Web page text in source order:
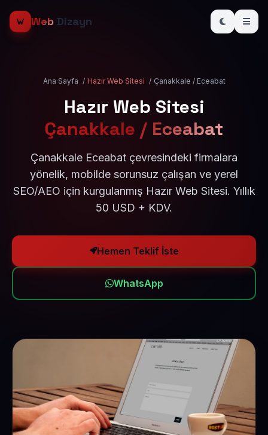
Web Dizayn
Ana Sayfa / Hazır Web Sitesi / Çanakkale / Eceabat
Hazır Web Sitesi
Çanakkale / Eceabat
Çanakkale Eceabat çevresindeki firmalara
yönelik, mobilde sorunsuz çalışan ve yerel
SEO/AEO için kurgulanmış Hazır Web Sitesi. Yıllık
50 USD + KDV.
Hemen Teklif İste
WhatsApp